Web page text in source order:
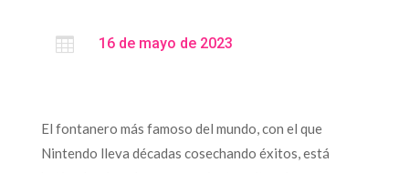
 16 de mayo de 2023
El fontanero más famoso del mundo, con el que
Nintendo lleva décadas cosechando éxitos, está